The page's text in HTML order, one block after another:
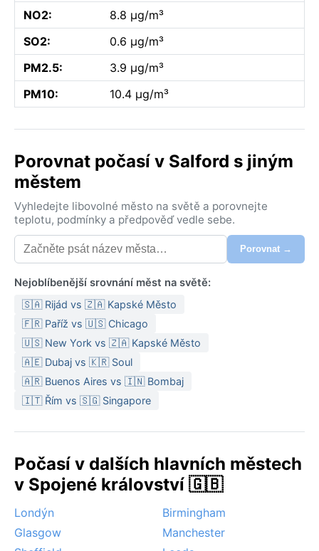
NO2:
8.8 µg/m³
SO2:
0.6 µg/m³
PM2.5:
3.9 µg/m³
PM10:
10.4 µg/m³
Porovnat počasí v Salford s jiným
městem
Vyhledejte libovolné město na světě a porovnejte
teplotu, podmínky a předpověď vedle sebe.
Porovnat →
Nejoblíbenější srovnání měst na světě:
🇸🇦 Rijád vs 🇿🇦 Kapské Město
🇫🇷 Paříž vs 🇺🇸 Chicago
🇺🇸 New York vs 🇿🇦 Kapské Město
🇦🇪 Dubaj vs 🇰🇷 Soul
🇦🇷 Buenos Aires vs 🇮🇳 Bombaj
🇮🇹 Řím vs 🇸🇬 Singapore
Počasí v dalších hlavních městech
v Spojené království 🇬🇧
Londýn
Birmingham
Glasgow
Manchester